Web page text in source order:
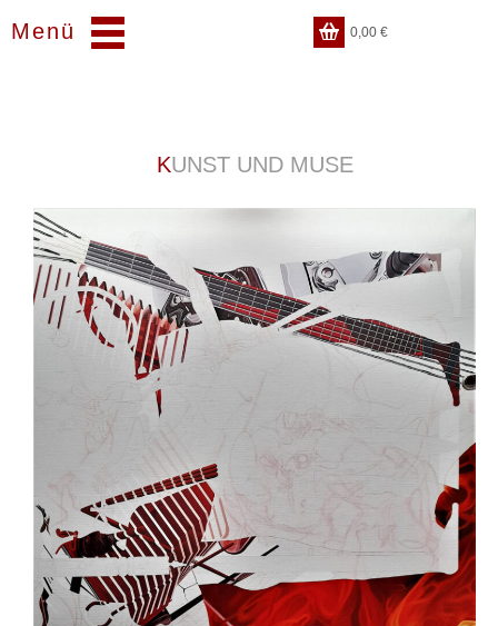
Menü 0,00€
KUNST UND MUSE